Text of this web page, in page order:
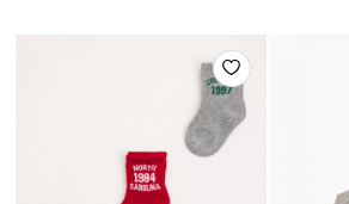
הוסף
למועדפים